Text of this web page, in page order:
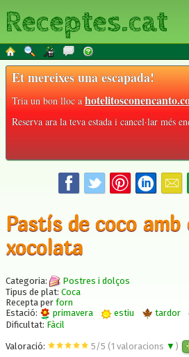
Receptes.cat
Et mereixes una escapada!
Tria un bon lloc a
Reserva ara la teva estada i cancel·lar més
Pastís de coco
xocolata
Categoria:
Postres i dolços
Tipus de plat: Coca
Recepta per forn
Estació:
primavera estiu tardor
Dificultat: Fàcil
Valoració: 5 /5 (1 valoracions ▼ )